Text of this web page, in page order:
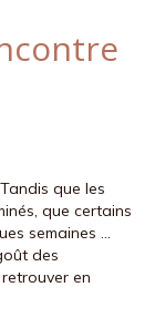
que les
que certains
semaines …
des
en